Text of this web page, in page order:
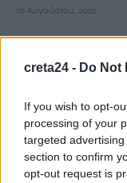
creta24 - Do Not
If you wish to opt-
processing of your
targeted
section to confirm
opt-out request is
10 Αυγούστου, 2026
Πέντε νεκροί σε
ουκρανική επίθεση
Στον Εισαγγελέα
προσγειώθηκε στο
10 Αυγούστου, 2026